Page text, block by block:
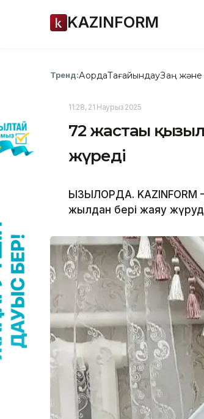
KAZINFORM
Тренд:АқордаТағайындауЗаң және
11:28, 21 Наурыз 2025
72 жастағы
жүреді
ҚЫЗЫЛОРДА.
жылдан бері жаяу